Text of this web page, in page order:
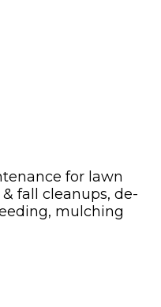
for lawn
fall cleanups, de-
mulching